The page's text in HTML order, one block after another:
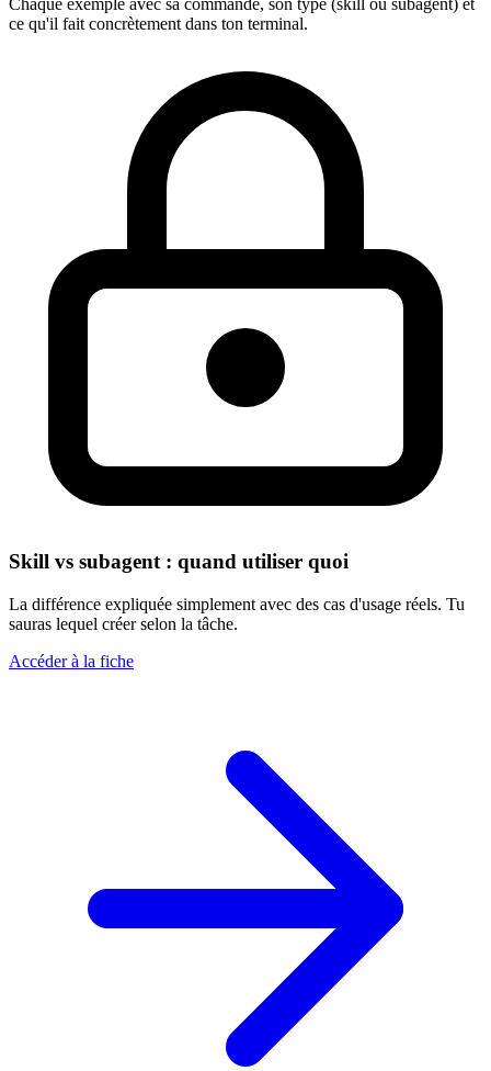
ce qu'il fait concrètement dans ton terminal.
Skill vs subagent : quand utiliser quoi
La différence expliquée simplement avec des cas d'usage réels. Tu
sauras lequel créer selon la tâche.
Accéder à la fiche